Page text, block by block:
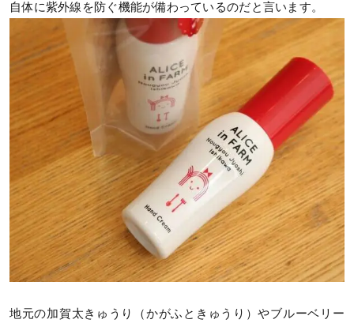
自体に紫外線を防ぐ機能が備わっているのだと言います。
地元の加賀太きゅうり（かがふときゅうり）やブルーベリー